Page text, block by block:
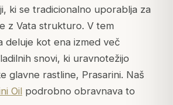
ki se tradicionalno uporablja za
z Vata strukturo. V tem
deluje kot ena izmed več
snovi, ki uravnotežijo
glavne rastline, Prasarini. Naš
Oil podrobno obravnava to